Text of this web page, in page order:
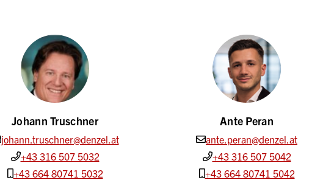
Johann Truschner
johann.truschner@denzel.at
+43 316 507 5032
+43 664 80741 5032
Ante Peran
ante.peran@denzel.at
+43 316 507 5042
+43 664 80741 5042